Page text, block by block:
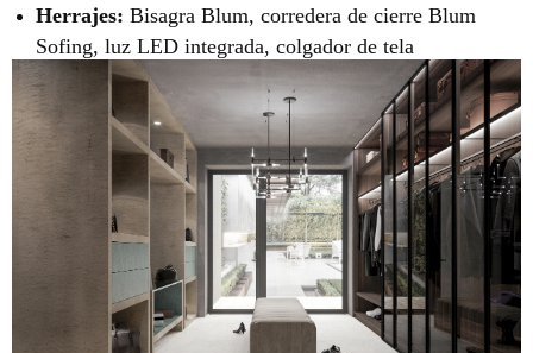
Herrajes: Bisagra Blum, corredera de cierre Blum
Sofing, luz LED integrada, colgador de tela